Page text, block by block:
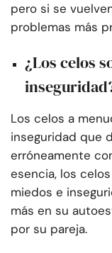
pero si se
problemas más
¿Los celos
Los celos a
inseguridad que
erróneamente
esencia, los
miedos e
más en su
por su pareja.